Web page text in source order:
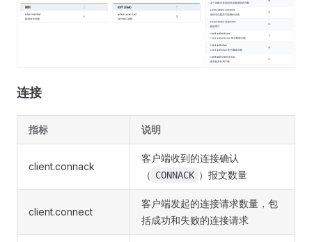
连接
指标 说明
client.connack
客户端收到的连接确认
（ CONNACK ）报文数量
client.connect
客户端发起的连接请求数量，包
括成功和失败的连接请求